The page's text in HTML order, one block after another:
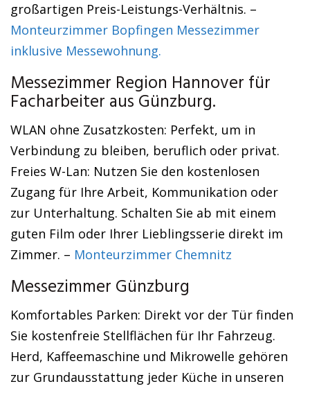
großartigen Preis-Leistungs-Verhältnis. –
Monteurzimmer Bopfingen Messezimmer
inklusive Messewohnung.
Messezimmer Region Hannover für
Facharbeiter aus Günzburg.
WLAN ohne Zusatzkosten: Perfekt, um in
Verbindung zu bleiben, beruflich oder privat.
Freies W-Lan: Nutzen Sie den kostenlosen
Zugang für Ihre Arbeit, Kommunikation oder
zur Unterhaltung. Schalten Sie ab mit einem
guten Film oder Ihrer Lieblingsserie direkt im
Zimmer. – Monteurzimmer Chemnitz
Messezimmer Günzburg
Komfortables Parken: Direkt vor der Tür finden
Sie kostenfreie Stellflächen für Ihr Fahrzeug.
Herd, Kaffeemaschine und Mikrowelle gehören
zur Grundausstattung jeder Küche in unseren